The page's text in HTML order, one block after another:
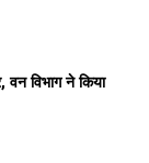
वन विभाग ने किया